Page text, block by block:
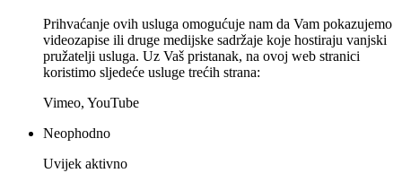
Prihvaćanje ovih usluga omogućuje nam da Vam pokazujemo
videozapise ili druge medijske sadržaje koje hostiraju vanjski
pružatelji usluga. Uz Vaš pristanak, na ovoj web stranici
koristimo sljedeće usluge trećih strana:
Vimeo, YouTube
Neophodno
Uvijek aktivno